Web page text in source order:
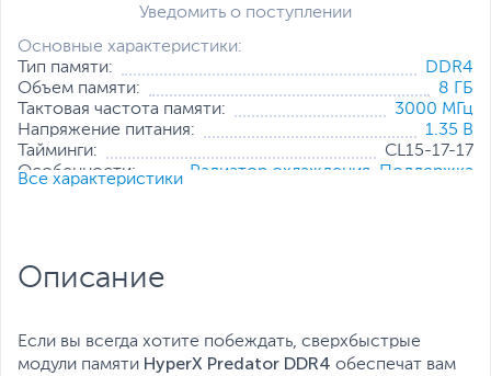
Основные характеристики:
Тип памяти:
DDR4
Объем памяти:
8 ГБ
Тактовая частота памяти:
3000 МГц
Напряжение питания:
1.35 В
Тайминги:
CL15-17-17
Особенности:
Радиатор охлаждения
Поддержка
Все характеристики
Уведомить о поступлении
Описание
Если вы всегда хотите побеждать, сверхбыстрые
модули памяти HyperX Predator DDR4 обеспечат вам